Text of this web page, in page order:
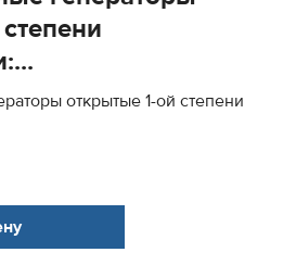
открытые 1-ой степени